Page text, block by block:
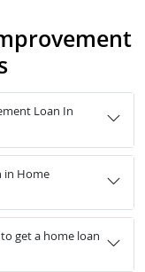
Loan In
in Home
get a home loan